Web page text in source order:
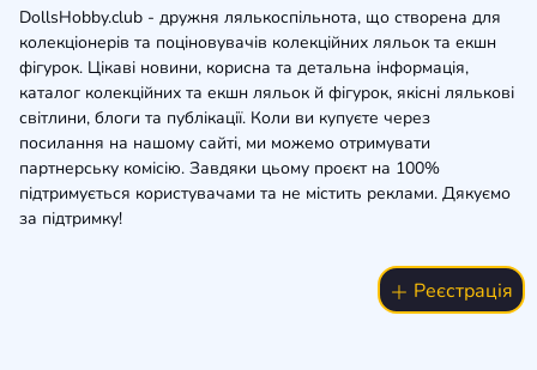
DollsHobby.club - дружня лялькоспільнота, що створена для
колекціонерів та поціновувачів колекційних ляльок та екшн
фігурок. Цікаві новини, корисна та детальна інформація,
каталог колекційних та екшн ляльок й фігурок, якісні лялькові
світлини, блоги та публікації. Коли ви купуєте через
посилання на нашому сайті, ми можемо отримувати
партнерську комісію. Завдяки цьому проєкт на 100%
підтримується користувачами та не містить реклами. Дякуємо
за підтримку!
Реєстрація